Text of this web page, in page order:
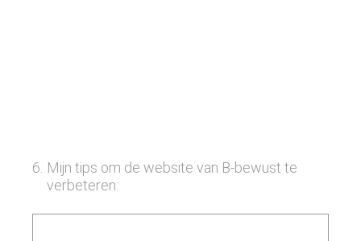
6 Mijn tips om de website van B-bewust te
verbeteren: